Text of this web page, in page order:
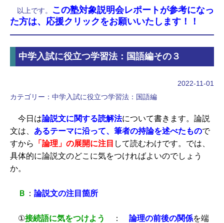
以上です。
この塾対象説明会レポートが参考になっ
た方は、応援クリックをお願いいたします！！
中学入試に役立つ学習法：国語編その３
2022-11-01
カテゴリー： 中学入試に役立つ学習法：国語編
今日は論説文に関する読解法について書きます。論説
文は、 あるテーマに沿って、筆者の持論を述べたもので
すから
「論理」の展開に注目 して読むわけです。では、
具体的に論説文のどこに気をつければよいのでしょう
か。
Ｂ ： 論説文の注目箇所
①接続語に気をつけよう ： 論理の前後の関係を端